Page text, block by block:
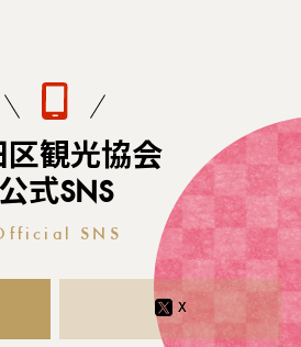
区観光協会
公式SNS
SNS
X